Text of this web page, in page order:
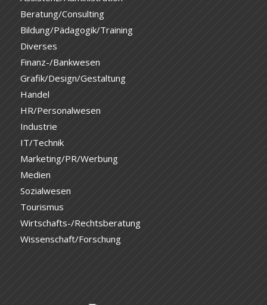
Beratung/Consulting
Bildung/Pädagogik/Training
Diverses
Finanz-/Bankwesen
Grafik/Design/Gestaltung
Handel
HR/Personalwesen
Industrie
IT/Technik
Marketing/PR/Werbung
Medien
Sozialwesen
Tourismus
Wirtschafts-/Rechtsberatung
Wissenschaft/Forschung